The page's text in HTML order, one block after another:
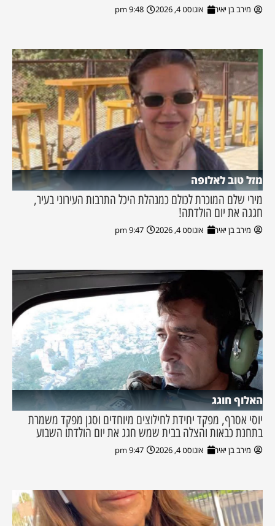
מירב בן יאיר אוגוסט 4, 2026 9:48 pm
מזל טוב לאלופה
מירי שלם המוכרת לכולם כמנהלת היכל התרבות העירוני בעיר,
חגגה את יום הולדתה!
מירב בן יאיר אוגוסט 4, 2026 9:47 pm
האלוף חוגג
יוסי אסרף, מפקד יחידת לחילוצים מיוחדים וסגן מפקד משמרת
בתחנת כבאות והצלה בבית שמש חגג את יום הולדתו השבוע
מירב בן יאיר אוגוסט 4, 2026 9:47 pm